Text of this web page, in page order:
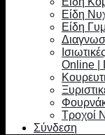
Είδη
Είδη
Online |
Τροχοί
Σύνδεση